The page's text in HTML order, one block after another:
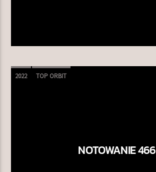
2022 TOP ORBIT
NOTOWANIE 466